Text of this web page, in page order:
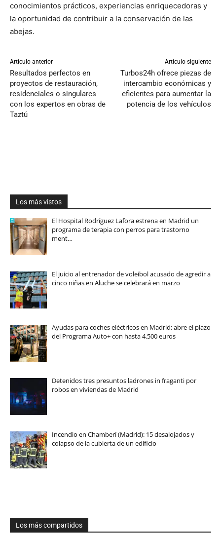
conocimientos prácticos, experiencias enriquecedoras y
la oportunidad de contribuir a la conservación de las
abejas.
Artículo anterior
Resultados perfectos en
proyectos de restauración,
residenciales o singulares
con los expertos en obras de
Taztú
Artículo siguiente
Turbos24h ofrece piezas de
intercambio económicas y
eficientes para aumentar la
potencia de los vehículos
Los más vistos
El Hospital Rodríguez Lafora estrena en Madrid un
programa de terapia con perros para trastorno
ment…
El juicio al entrenador de voleibol acusado de agredir a
cinco niñas en Aluche se celebrará en marzo
Ayudas para coches eléctricos en Madrid: abre el plazo
del Programa Auto+ con hasta 4.500 euros
Detenidos tres presuntos ladrones in fraganti por
robos en viviendas de Madrid
Incendio en Chamberí (Madrid): 15 desalojados y
colapso de la cubierta de un edificio
Los más compartidos